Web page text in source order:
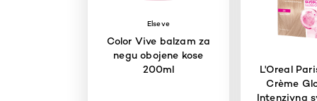
Elseve
Color Vive balzam za
negu obojene kose
200ml
L'Oreal
Crème
Intenzivna